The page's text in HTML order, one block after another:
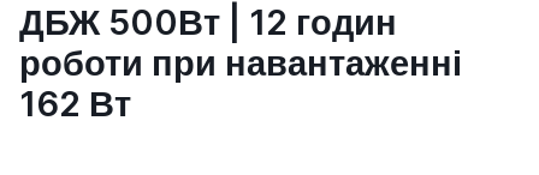
ДБЖ 500Вт | 12 годин
роботи при навантаженні
162 Вт